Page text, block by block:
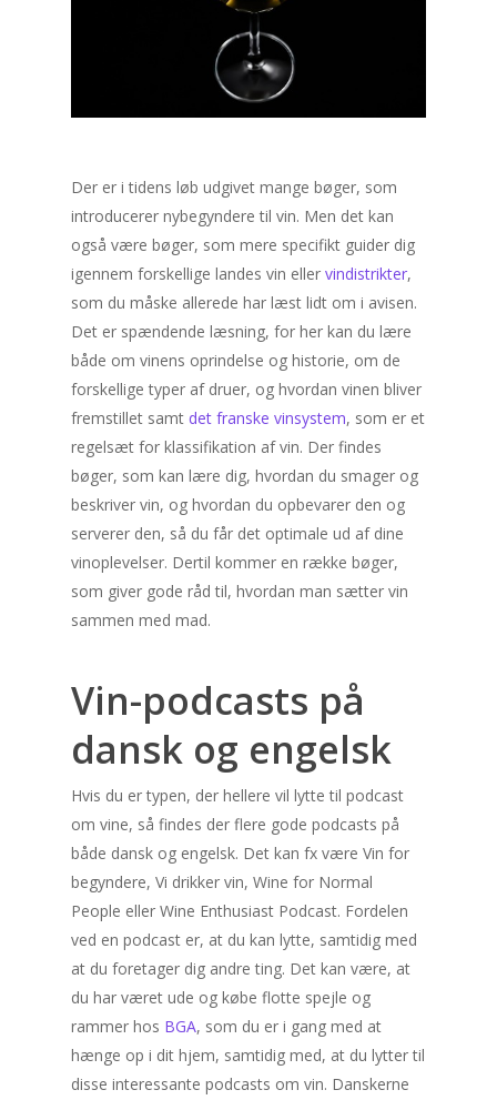
Der er i tidens løb udgivet mange bøger, som
introducerer nybegyndere til vin. Men det kan
også være bøger, som mere specifikt guider dig
igennem forskellige landes vin eller vindistrikter,
som du måske allerede har læst lidt om i avisen.
Det er spændende læsning, for her kan du lære
både om vinens oprindelse og historie, om de
forskellige typer af druer, og hvordan vinen bliver
fremstillet samt det franske vinsystem, som er et
regelsæt for klassifikation af vin. Der findes
bøger, som kan lære dig, hvordan du smager og
beskriver vin, og hvordan du opbevarer den og
serverer den, så du får det optimale ud af dine
vinoplevelser. Dertil kommer en række bøger,
som giver gode råd til, hvordan man sætter vin
sammen med mad.
Vin-podcasts på
dansk og engelsk
Hvis du er typen, der hellere vil lytte til podcast
om vine, så findes der flere gode podcasts på
både dansk og engelsk. Det kan fx være Vin for
begyndere, Vi drikker vin, Wine for Normal
People eller Wine Enthusiast Podcast. Fordelen
ved en podcast er, at du kan lytte, samtidig med
at du foretager dig andre ting. Det kan være, at
du har været ude og købe flotte spejle og
rammer hos BGA, som du er i gang med at
hænge op i dit hjem, samtidig med, at du lytter til
disse interessante podcasts om vin. Danskerne